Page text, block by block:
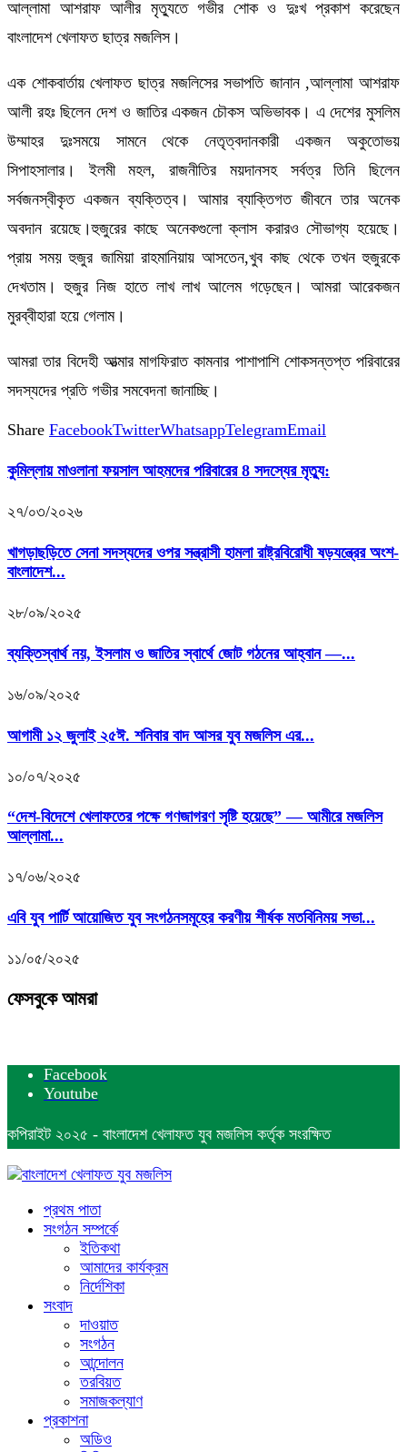
আল্লামা আশরাফ আলীর মৃত্যুতে গভীর শোক ও দুঃখ প্রকাশ করেছেন
বাংলাদেশ খেলাফত ছাত্র মজলিস।
এক শোকবার্তায় খেলাফত ছাত্র মজলিসের সভাপতি জানান ,আল্লামা আশরাফ
আলী রহ ঃ ছিলেন দেশ ও জাতির একজন চৌকস অভিভাবক। এ দেশের মুসলিম
উম্মাহর দুঃসময়ে সামনে থেকে নেতৃত্বদানকারী একজন অকুতোভয়
সিপাহসালার। ইলমী মহল, রাজনীতির ময়দানসহ সর্বত্র তিনি ছিলেন
সর্বজনস্বীকৃত একজন ব্যক্তিত্ব। আমার ব্যাক্তিগত জীবনে তার অনেক
অবদান রয়েছে।হুজুরের কাছে অনেকগুলো ক্লাস করারও সৌভাগ্য হয়েছে।
প্রায় সময় হুজুর জামিয়া রাহমানিয়ায় আসতেন,খুব কাছ থেকে তখন হুজুরকে
দেখতাম। হুজুর নিজ হাতে লাখ লাখ আলেম গড়েছেন। আমরা আরেকজন
মুরব্বীহারা হয়ে গেলাম।
আমরা তার বিদেহী আত্মার মাগফিরাত কামনার পাশাপাশি শোকসন্তপ্ত পরিবারের
সদস্যদের প্রতি গভীর সমবেদনা জানাচ্ছি।
Share FacebookTwitterWhatsappTelegramEmail
কুমিল্লায় মাওলানা ফয়সাল আহমদের পরিবারের 8 সদস্যের মৃত্যু:
২৭/০৩/২০২৬
খাগড়াছড়িতে সেনা সদস্যদের ওপর সন্ত্রাসী হামলা রাষ্ট্রবিরোধী ষড়যন্ত্রের অংশ-
বাংলাদেশ...
২৮/০৯/২০২৫
ব্যক্তিস্বার্থ নয়, ইসলাম ও জাতির স্বার্থে জোট গঠনের আহ্বান —...
১৬/০৯/২০২৫
আগামী ১২ জুলাই ২৫ঈ. শনিবার বাদ আসর যুব মজলিস এর...
১০/০৭/২০২৫
“দেশ-বিদেশে খেলাফতের পক্ষে গণজাগরণ সৃষ্টি হয়েছে” — আমীরে মজলিস
আল্লামা...
১৭/০৬/২০২৫
এবি যুব পার্টি আয়োজিত যুব সংগঠনসমূহের করণীয় শীর্ষক মতবিনিময় সভা...
১১/০৫/২০২৫
ফেসবুকে আমরা
Facebook
Youtube
কপিরাইট ২০২৫ - বাংলাদেশ খেলাফত যুব মজলিস কর্তৃক সংরক্ষিত
প্রথম পাতা
সংগঠন সম্পর্কে
ইতিকথা
আমাদের কার্যক্রম
নির্দেশিকা
সংবাদ
দাওয়াত
সংগঠন
আন্দোলন
তরবিয়ত
সমাজকল্যাণ
প্রকাশনা
অডিও